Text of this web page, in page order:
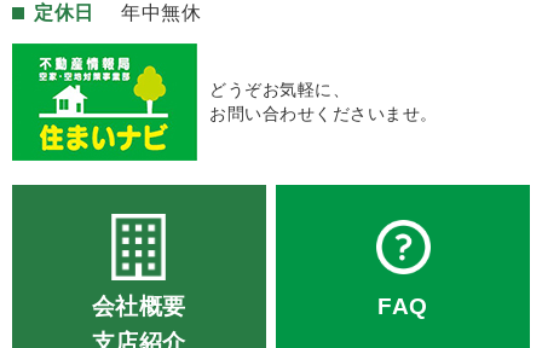
定休日
年中無休
どうぞお気軽に、
お問い合わせくださいませ。
会社概要
支店紹介
FAQ